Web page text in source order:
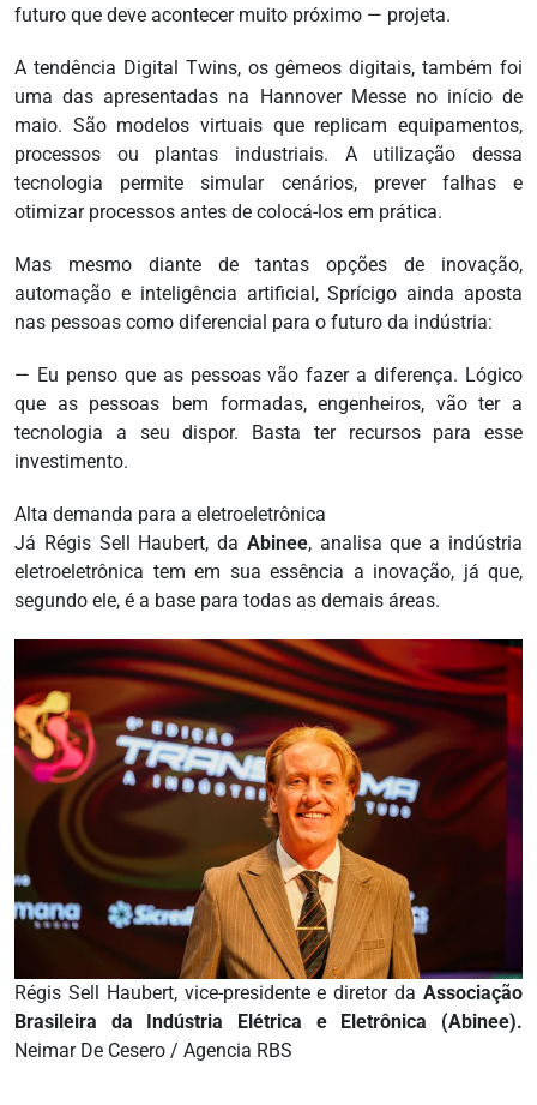
futuro que deve acontecer muito próximo — projeta.
A tendência Digital Twins, os gêmeos digitais, também foi
uma das apresentadas na Hannover Messe no início de
maio. São modelos virtuais que replicam equipamentos,
processos ou plantas industriais. A utilização dessa
tecnologia permite simular cenários, prever falhas e
otimizar processos antes de colocá-los em prática.
Mas mesmo diante de tantas opções de inovação,
automação e inteligência artificial, Sprícigo ainda aposta
nas pessoas como diferencial para o futuro da indústria:
— Eu penso que as pessoas vão fazer a diferença. Lógico
que as pessoas bem formadas, engenheiros, vão ter a
tecnologia a seu dispor. Basta ter recursos para esse
investimento.
Alta demanda para a eletroeletrônica
Já Régis Sell Haubert, da Abinee, analisa que a indústria
eletroeletrônica tem em sua essência a inovação, já que,
segundo ele, é a base para todas as demais áreas.
Régis Sell Haubert, vice-presidente e diretor da Associação
Brasileira da Indústria Elétrica e Eletrônica (Abinee).
Neimar De Cesero / Agencia RBS